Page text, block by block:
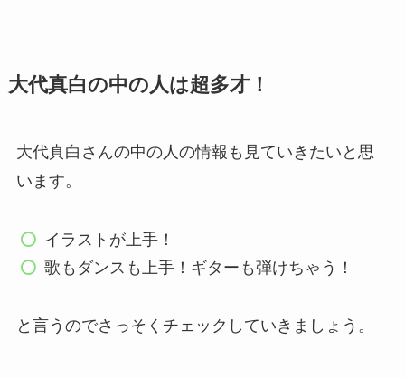
大代真白の中の人は超多才！
大代真白さんの中の人の情報も見ていきたいと思
います。
イラストが上手！
歌もダンスも上手！ギターも弾けちゃう！
と言うのでさっそくチェックしていきましょう。